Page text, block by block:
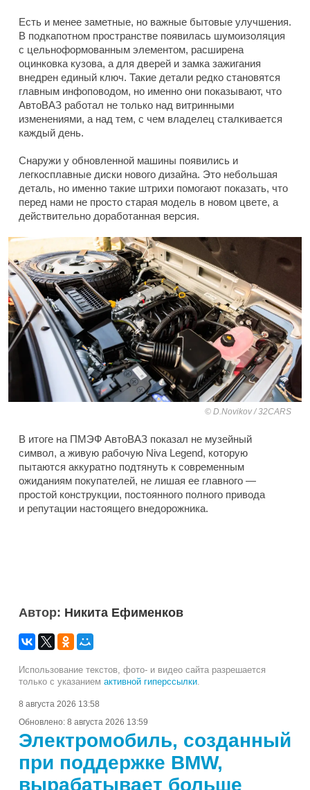
Есть и менее заметные, но важные бытовые улучшения.
В подкапотном пространстве появилась шумоизоляция
с цельноформованным элементом, расширена
оцинковка кузова, а для дверей и замка зажигания
внедрен единый ключ. Такие детали редко становятся
главным инфоповодом, но именно они показывают, что
АвтоВАЗ работал не только над витринными
изменениями, а над тем, с чем владелец сталкивается
каждый день.
Снаружи у обновленной машины появились и
легкосплавные диски нового дизайна. Это небольшая
деталь, но именно такие штрихи помогают показать, что
перед нами не просто старая модель в новом цвете, а
действительно доработанная версия.
D.Novikov / 32CARS
В итоге на ПМЭФ АвтоВАЗ показал не музейный
символ, а живую рабочую Niva Legend, которую
пытаются аккуратно подтянуть к современным
ожиданиям покупателей, не лишая ее главного —
простой конструкции, постоянного полного привода
и репутации настоящего внедорожника.
Автор: Никита Ефименков
Использование текстов, фото- и видео сайта разрешается
только с указанием активной гиперссылки.
8 августа 2026 13:58
Обновлено: 8 августа 2026 13:59
Электромобиль, созданный
при поддержке BMW,
вырабатывает больше